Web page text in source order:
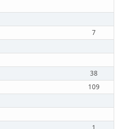
7
38
109